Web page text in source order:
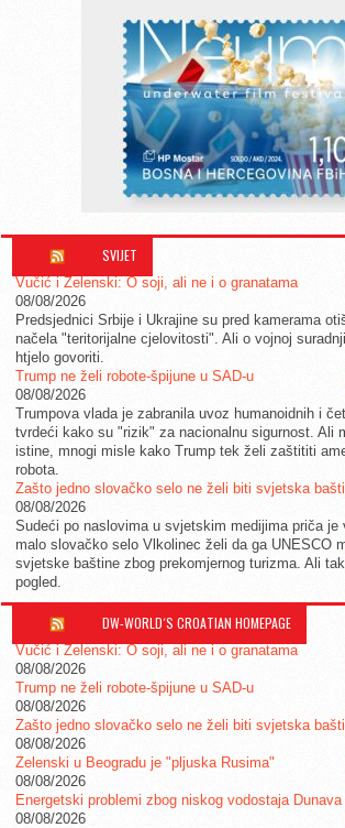
SVIJET
Vučić i Zelenski: O soji, ali ne i o granatama
08/08/2026
Predsjednici Srbije i Ukrajine su pred kamerama
načela "teritorijalne cjelovitosti". Ali o vojnoj
htjelo govoriti.
Trump ne želi robote-špijune u SAD-u
08/08/2026
Trumpova vlada je zabranila uvoz humanoidnih i
tvrdeći kako su "rizik" za nacionalnu sigurnost. Ali
istine, mnogi misle kako Trump tek želi zaštititi
robota.
Zašto jedno slovačko selo ne želi biti svjetska
08/08/2026
Sudeći po naslovima u svjetskim medijima priča je
malo slovačko selo Vlkolinec želi da ga UNESCO
svjetske baštine zbog prekomjernog turizma. Ali
pogled.
DW-WORLD´S CROATIAN HOMEPAGE
Vučić i Zelenski: O soji, ali ne i o granatama
08/08/2026
Trump ne želi robote-špijune u SAD-u
08/08/2026
Zašto jedno slovačko selo ne želi biti svjetska
08/08/2026
Zelenski u Beogradu je "pljuska Rusima"
08/08/2026
Energetski problemi zbog niskog vodostaja Dunava
08/08/2026